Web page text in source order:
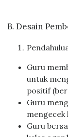
B. Desain
Guru
untuk
positif
Guru
Guru